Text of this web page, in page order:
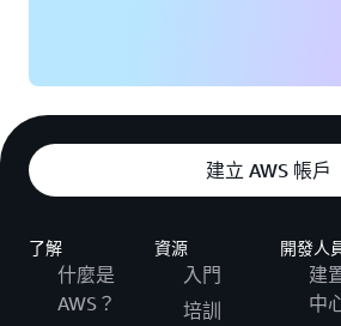
建立 AWS 帳戶
了解
什麼是
AWS？
資源
入門
培訓
開發人
建
中